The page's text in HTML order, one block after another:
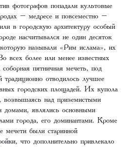
фотографов попадали культовые
– медресе и повсеместно –
в городскую архитектуру особый
насчитывался не один десяток
называли «Рим ислама», их
всех более или менее известных
соборная пятничная мечеть, под
традиционно отводилось лучшее
городских площадей. Их купола
возвышаясь над приземистыми
являлись основными
города, его доминантами. Кроме
мечети были старинной
что дополнительно привлекало